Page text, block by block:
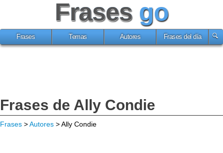
Frases go
Frases Temas Autores Frases del día
Frases de Ally Condie
Frases >Autores > Ally Condie